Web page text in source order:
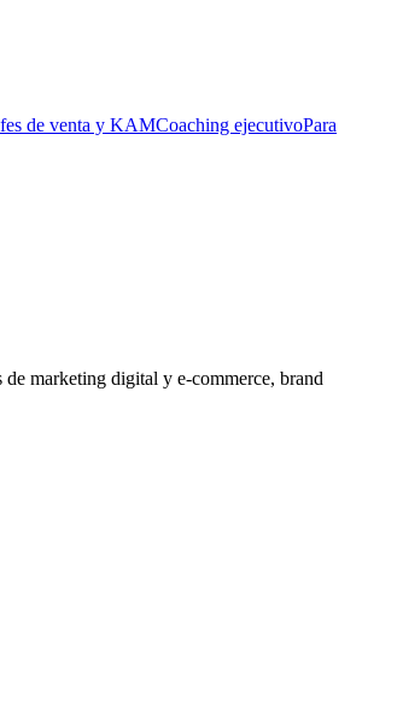
de venta y KAMCoaching ejecutivoPara
marketing digital y e-commerce, brand